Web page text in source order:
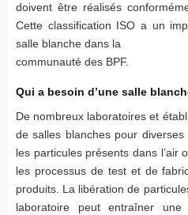
doivent être réalisés
Cette classification ISO a un
salle blanche dans la
communauté des BPF.
Qui a besoin d’une salle
De nombreux laboratoires et
de salles blanches pour
les particules présents dans l’air
les processus de test et de
produits. La libération de
laboratoire peut entraîner une